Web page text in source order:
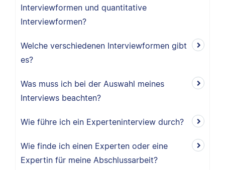
Interviewformen und quantitative
Interviewformen?
Welche verschiedenen Interviewformen gibt
es?
Was muss ich bei der Auswahl meines
Interviews beachten?
Wie führe ich ein Experteninterview durch?
Wie finde ich einen Experten oder eine
Expertin für meine Abschlussarbeit?